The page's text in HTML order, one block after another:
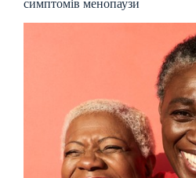
симптомів менопаузи